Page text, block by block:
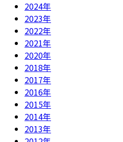
2024年
2023年
2022年
2021年
2020年
2018年
2017年
2016年
2015年
2014年
2013年